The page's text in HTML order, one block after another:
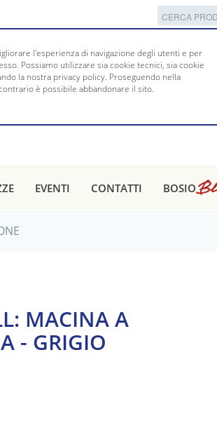
EVENTI CONTATTI BOSIO
MACINA A
- GRIGIO
l'esperienza di navigazione degli utenti e per
Possiamo utilizzare sia cookie tecnici, sia cookie
la nostra privacy policy. Proseguendo nella
è possibile abbandonare il sito.